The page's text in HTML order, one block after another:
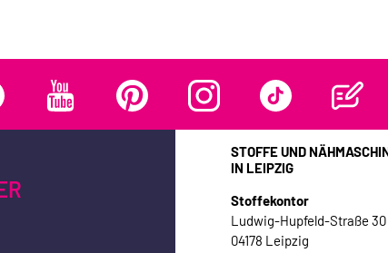
STOFFE UND
IN LEIPZIG
Stoffekontor
Ludwig-Hupfeld-Straße 30
04178 Leipzig